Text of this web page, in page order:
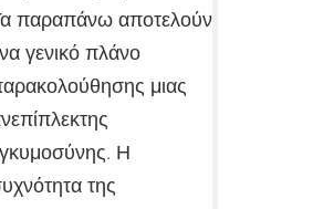
παραπάνω αποτελούν
γενικό πλάνο
μιας
Η
της